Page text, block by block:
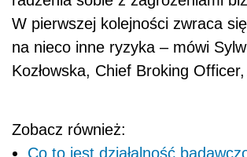
W pierwszej kolejności zwraca
na nieco inne ryzyka – mówi
Kozłowska, Chief Broking
Zobacz również:
Co to jest działalność